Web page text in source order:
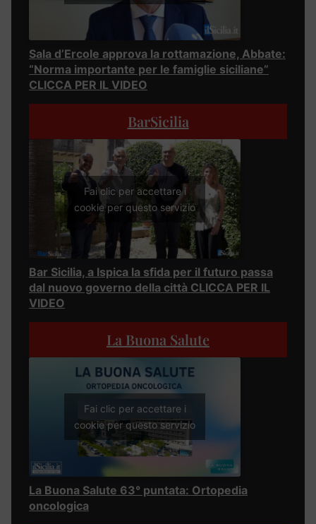
Sala d’Ercole approva la rottamazione, Abbate:
“Norma importante per le famiglie siciliane”
CLICCA PER IL VIDEO
BarSicilia
Fai clic per accettare i
cookie per questo servizio
Bar Sicilia, a Ispica la sfida per il futuro passa
dal nuovo governo della città CLICCA PER IL
VIDEO
La Buona Salute
Fai clic per accettare i
cookie per questo servizio
La Buona Salute 63° puntata: Ortopedia
oncologica